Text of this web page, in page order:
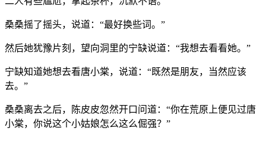
桑桑摇了摇头，说道：“最好换些词。”
然后她犹豫片刻，望向洞里的宁缺说道：“我想去看看她。”
宁缺知道她想去看唐小棠，说道：“既然是朋友，当然应该
去。”
桑桑离去之后，陈皮皮忽然开口问道：“你在荒原上便见过唐
小棠，你说这个小姑娘怎么这么倔强？”